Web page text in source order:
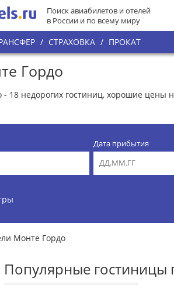
Поиск авиабилетов и отелей
в России и по всему миру
/ СТРАХОВКА / ПРОКАТ
Гордо
18 недорогих гостиниц, хорошие
Дата прибытия
Монте Гордо
Популярные гостиницы